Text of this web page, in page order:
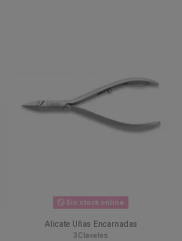
Sin stock online
Alicate Uñas Encarnadas
3 Claveles